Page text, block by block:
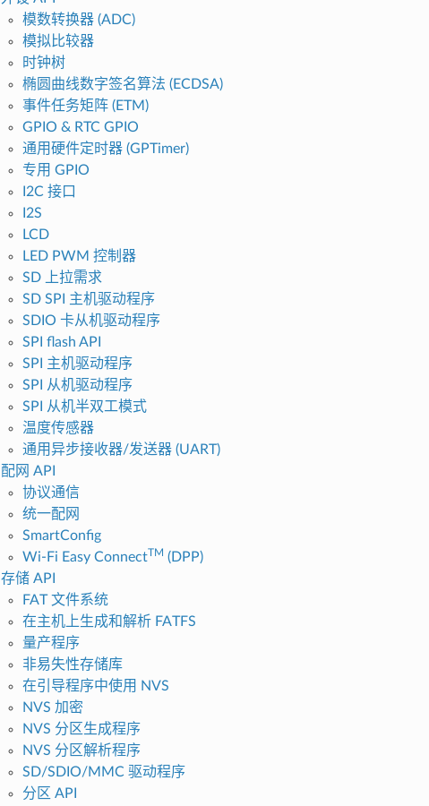
模数转换器 (ADC)
模拟比较器
时钟树
椭圆曲线数字签名算法 (ECDSA)
事件任务矩阵 (ETM)
GPIO & RTC GPIO
通用硬件定时器 (GPTimer)
专用 GPIO
I2C 接口
I2S
LCD
LED PWM 控制器
SD 上拉需求
SD SPI 主机驱动程序
SDIO 卡从机驱动程序
SPI flash API
SPI 主机驱动程序
SPI 从机驱动程序
SPI 从机半双工模式
温度传感器
通用异步接收器/发送器 (UART)
配网 API
协议通信
统一配网
SmartConfig
Wi-Fi Easy ConnectTM (DPP)
存储 API
FAT 文件系统
在主机上生成和解析 FATFS
量产程序
非易失性存储库
在引导程序中使用 NVS
NVS 加密
NVS 分区生成程序
NVS 分区解析程序
SD/SDIO/MMC 驱动程序
分区 API